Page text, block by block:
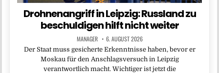
Drohnenangriff in Leipzig: Russland zu
beschuldigen hilft nicht weiter
MANAGER 6. AUGUST 2026
Der Staat muss gesicherte Erkenntnisse haben, bevor er
Moskau für den Anschlagsversuch in Leipzig
verantwortlich macht. Wichtiger ist jetzt die